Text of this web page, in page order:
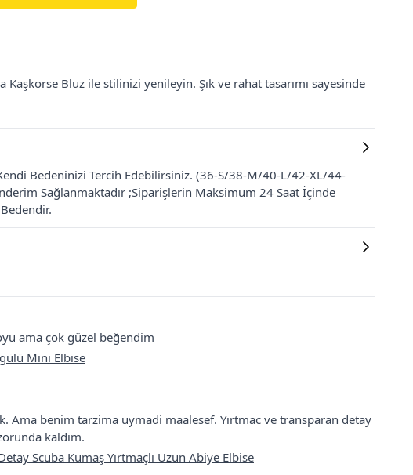
Kaşkorse Bluz ile stilinizi yenileyin. Şık ve rahat tasarımı sayesinde
Bedeninizi Tercih Edebilirsiniz. (36-S/38-M/40-L/42-XL/44-
Sağlanmaktadır ;Siparişlerin Maksimum 24 Saat İçinde
ama çok güzel beğendim
Mini Elbise
Ama benim tarzima uymadi maalesef. Yırtmac ve transparan detay
kaldim.
Scuba Kumaş Yırtmaçlı Uzun Abiye Elbise